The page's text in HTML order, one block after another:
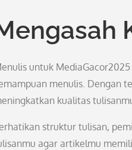
untuk
menulis. Dengan
kualitas
struktur tulisan,
agar artikelmu